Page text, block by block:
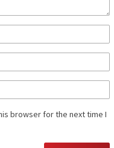
browser for the next time I